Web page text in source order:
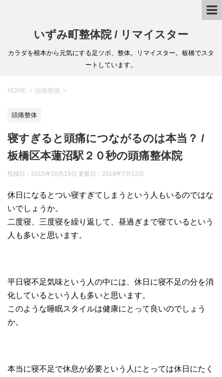
いずみ町整体院 / リマイスター
カラダを根本から元気にする足ツボ、整体。リマイスター。板橋でスタ
ートしています。
HOME > 頭痛整体 >
頭痛整体
寝すぎると頭痛につながるのは本当？ /
板橋区本蓮沼駅２０秒の頭痛整体院
投稿日：2015年10月19日 更新日： 2018年7月12日
休日になるとつい寝すぎてしまうという人もいるのではな
いでしょうか。
二度寝、三度寝を繰り返して、昼過ぎまで寝ているという
人も多いと思います。
平日寝不足気味という人の中には、休日に寝不足の分を消
化しているという人も多いと思います。
このような睡眠スタイルは健康にとって良いのでしょう
か。
本当に寝不足で休息が必要という人にとっては休日にたく